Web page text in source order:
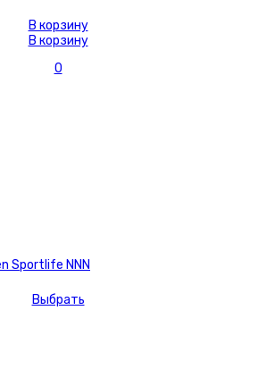
В корзину
В корзину
0
Sportlife NNN
Выбрать